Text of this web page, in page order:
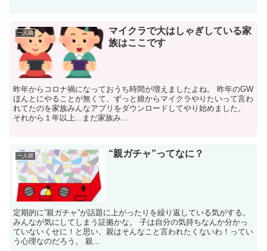
一人娘
マイクラで大はしゃぎしている家
族はここです
昨年からコロナ禍になっておうち時間が増えましたよね。 昨年のGW
ほんとにやることが無くて、ずっと娘からマイクラやりたいって言わ
れてたのを家族みんなアプリをダウンロードしてやり始めました。
それから１年以上...まだ家族み...
一人娘 “親ガチャ”ってなに？
定期的に”親ガチャ”が話題に上がったりを繰り返している気がする。
みんなが気にしてしまう証拠かな。 子は自分の気持ちなんか分かっ
ていないくせに！と思い、親はそんなこと言われたくないわ！ってい
う心理なのだろう。 親...